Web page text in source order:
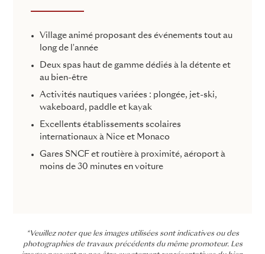
Village animé proposant des événements tout au
long de l'année
Deux spas haut de gamme dédiés à la détente et
au bien-être
Activités nautiques variées : plongée, jet-ski,
wakeboard, paddle et kayak
Excellents établissements scolaires
internationaux à Nice et Monaco
Gares SNCF et routière à proximité, aéroport à
moins de 30 minutes en voiture
*Veuillez noter que les images utilisées sont indicatives ou des
photographies de travaux précédents du même promoteur. Les